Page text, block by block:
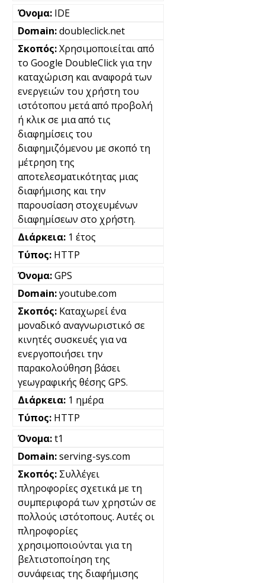
IDE
doubleclick.net
Χρησιμοποιείται από
το Google DoubleClick για την
καταχώριση και αναφορά των
ενεργειών του χρήστη του
ιστότοπου μετά από προβολή
ή κλικ σε μια από τις
διαφημίσεις του
διαφημιζόμενου με σκοπό τη
μέτρηση της
αποτελεσματικότητας μιας
διαφήμισης και την
παρουσίαση στοχευμένων
διαφημίσεων στο χρήστη.
1 έτος
HTTP
GPS
youtube.com
Καταχωρεί ένα
μοναδικό αναγνωριστικό σε
κινητές συσκευές για να
ενεργοποιήσει την
παρακολούθηση βάσει
γεωγραφικής θέσης GPS.
1 ημέρα
HTTP
t1
serving-sys.com
Συλλέγει
πληροφορίες σχετικά με τη
συμπεριφορά των χρηστών σε
πολλούς ιστότοπους. Αυτές οι
πληροφορίες
χρησιμοποιούνται για τη
βελτιστοποίηση της
συνάφειας της διαφήμισης